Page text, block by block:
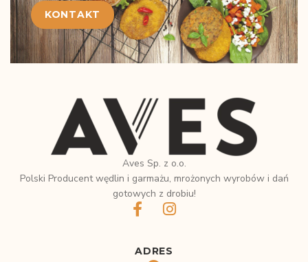
KONTAKT
Aves Sp. z o.o.
Polski Producent wędlin i garmażu, mrożonych wyrobów i dań
gotowych z drobiu!
ADRES